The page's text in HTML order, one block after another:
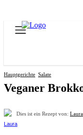
Hauptgerichte Salate
Veganer
Dies ist ein Rezept von: Laura